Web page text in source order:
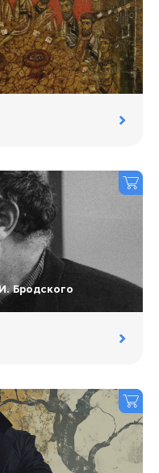
Бродского